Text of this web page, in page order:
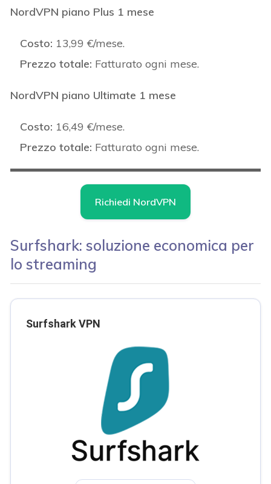
NordVPN piano Plus 1 mese
Costo: 13,99 €/mese.
Prezzo totale: Fatturato ogni mese.
NordVPN piano Ultimate 1 mese
Costo: 16,49 €/mese.
Prezzo totale: Fatturato ogni mese.
Richiedi NordVPN
Surfshark: soluzione economica per
lo streaming
Surfshark VPN